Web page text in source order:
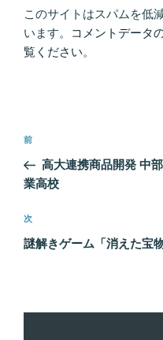
このサイトはスパムを低
います。
コメントデータ
覧ください。
投
ナ
ゲ
ー
前
の
投
前
高大連携商品開発 中
業高校
次
の
次
謎解きゲーム「消えた宝